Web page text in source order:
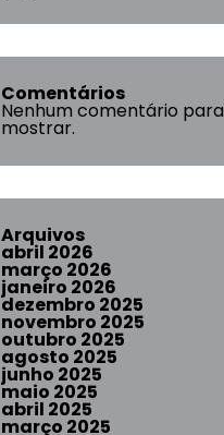
Comentários
Nenhum comentário para
mostrar.
Arquivos
abril 2026
março 2026
janeiro 2026
dezembro 2025
novembro 2025
outubro 2025
agosto 2025
junho 2025
maio 2025
abril 2025
março 2025